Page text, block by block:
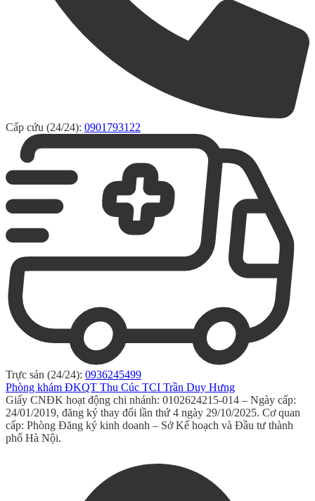
Cấp cứu (24/24): 0901793122
Trực sản (24/24): 0936245499
Phòng khám ĐKQT Thu Cúc TCI Trần Duy Hưng
Giấy CNĐK hoạt động chi nhánh: 0102624215-014 – Ngày cấp:
24/01/2019, đăng ký thay đổi lần thứ 4 ngày 29/10/2025. Cơ quan
cấp: Phòng Đăng ký kinh doanh – Sở Kế hoạch và Đầu tư thành
phố Hà Nội.